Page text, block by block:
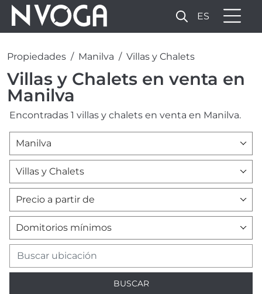
ES
Propiedades Manilva Villas y Chalets
Villas y Chalets en venta en
Manilva
Encontradas 1 villas y chalets en venta en Manilva.
Manilva
Villas y Chalets
Precio a partir de
Domitorios mínimos
BUSCAR